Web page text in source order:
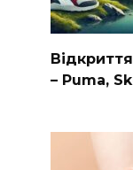
– Puma,